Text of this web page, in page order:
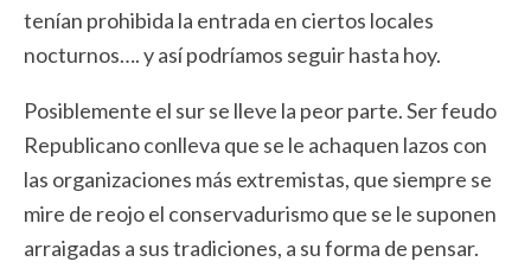
tenían prohibida la entrada en ciertos locales
nocturnos…. y así podríamos seguir hasta hoy.
Posiblemente el sur se lleve la peor parte. Ser feudo
Republicano conlleva que se le achaquen lazos con
las organizaciones más extremistas, que siempre se
mire de reojo el conservadurismo que se le suponen
arraigadas a sus tradiciones, a su forma de pensar.